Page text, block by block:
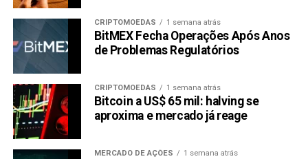
CRIPTOMOEDAS 1 semana atrás
BitMEX Fecha Operações Após Anos
de Problemas Regulatórios
CRIPTOMOEDAS 1 semana atrás
Bitcoin a US$ 65 mil: halving se
aproxima e mercado já reage
MERCADO DE AÇÕES 1 semana atrás